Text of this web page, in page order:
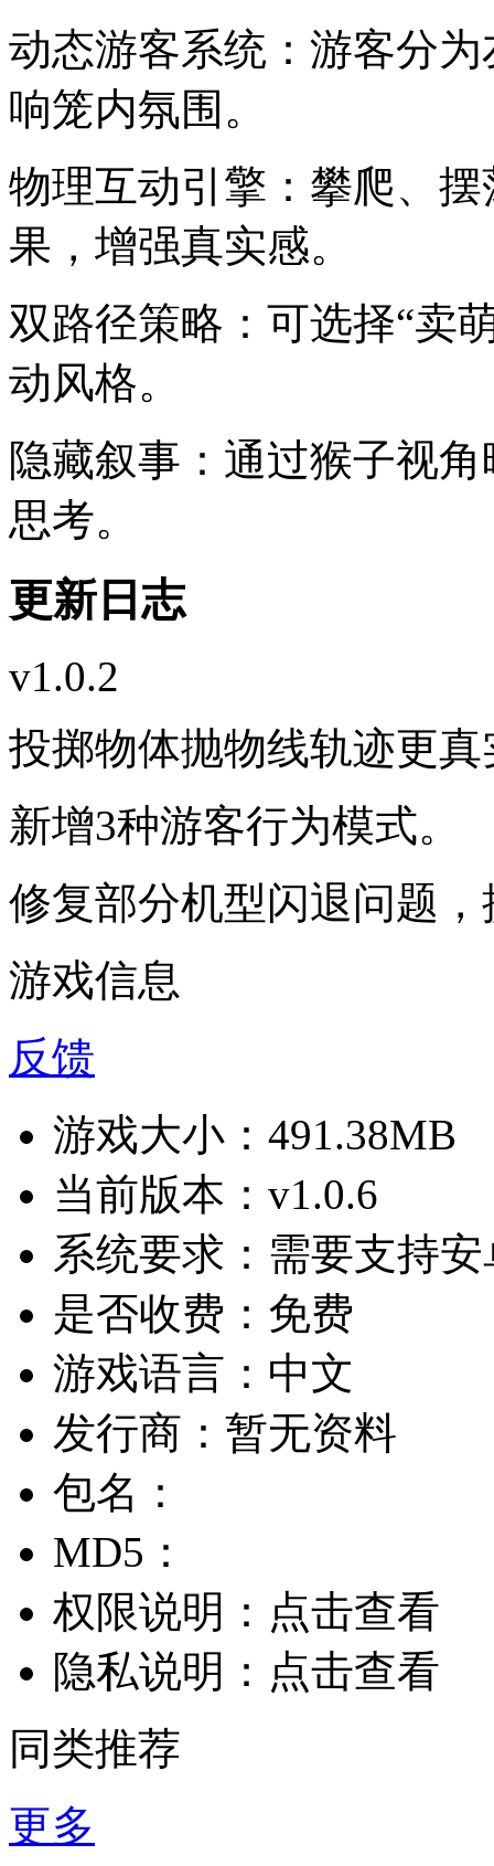
动态游客系统：游客分
响笼内氛围。
物理互动引擎：攀爬、
果，增强真实感。
双路径策略：可选择“卖
动风格。
隐藏叙事：通过猴子视
思考。
更新日志
v1.0.2
投掷物体抛物线轨迹更真
新增3种游客行为模式。
修复部分机型闪退问题
游戏信息
反馈
游戏大小： 491.38MB
当前版本： v1.0.6
系统要求： 需要支持
是否收费： 免费
游戏语言： 中文
发行商： 暂无资料
包名：
MD5：
权限说明： 点击查看
隐私说明： 点击查看
同类推荐
更多